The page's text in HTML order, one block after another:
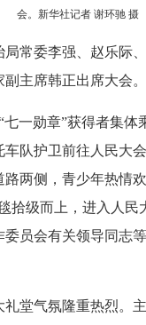
会。新华社记者 谢环驰 摄
局常委李强、赵乐际
主席韩正出席大会。
七一勋章”获得者集
车队护卫前往人民大
路两侧，青少年热情
拾级而上，进入人民
委员会有关领导同志
礼堂气氛隆重热烈。